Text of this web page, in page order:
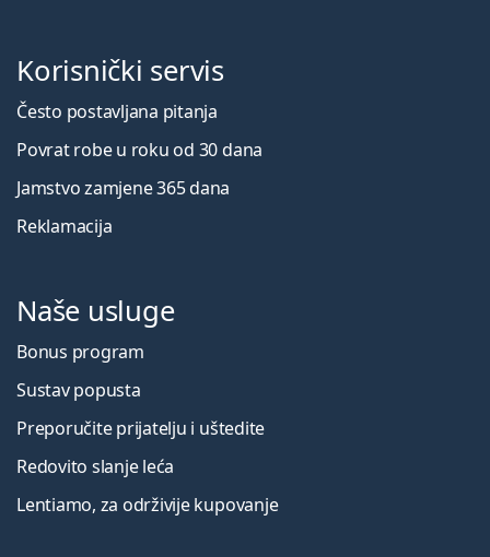
Korisnički servis
Često postavljana pitanja
Povrat robe u roku od 30 dana
Jamstvo zamjene 365 dana
Reklamacija
Naše usluge
Bonus program
Sustav popusta
Preporučite prijatelju i uštedite
Redovito slanje leća
Lentiamo, za održivije kupovanje